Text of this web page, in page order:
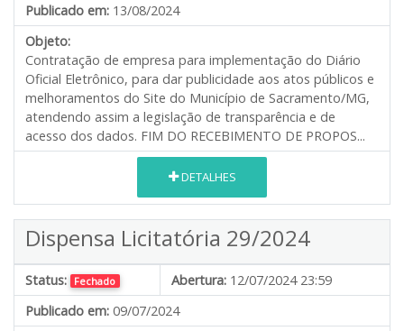
Publicado em: 13/08/2024
Objeto:
Contratação de empresa para implementação do Diário
Oficial Eletrônico, para dar publicidade aos atos públicos e
melhoramentos do Site do Município de Sacramento/MG,
atendendo assim a legislação de transparência e de
acesso dos dados. FIM DO RECEBIMENTO DE PROPOS...
DETALHES
Dispensa Licitatória 29/2024
Status: Fechado Abertura: 12/07/2024 23:59
Publicado em: 09/07/2024